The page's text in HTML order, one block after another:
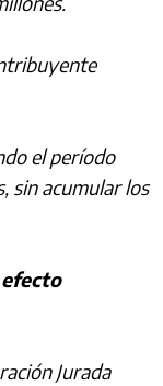
el período
sin acumular los
Jurada